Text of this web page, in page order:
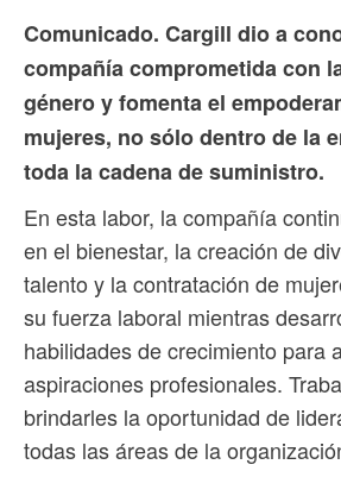
Comunicado. Cargill dio a
compañía comprometida con
género y fomenta el
mujeres, no sólo dentro de la
toda la cadena de suministro.
En esta labor, la compañía
en el bienestar, la creación de
talento y la contratación de
su fuerza laboral mientras
habilidades de crecimiento para
aspiraciones profesionales.
brindarles la oportunidad de
todas las áreas de la